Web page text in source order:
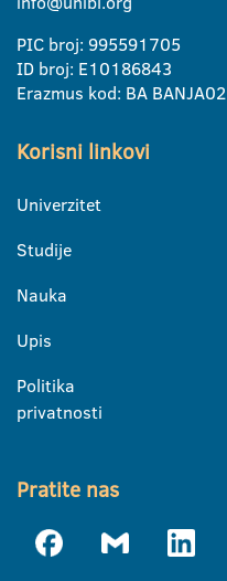
PIC broj: 995591705
ID broj: E10186843
Erazmus kod: BA BANJA02
Korisni linkovi
Univerzitet
Studije
Nauka
Upis
Politika
privatnosti
Pratite nas